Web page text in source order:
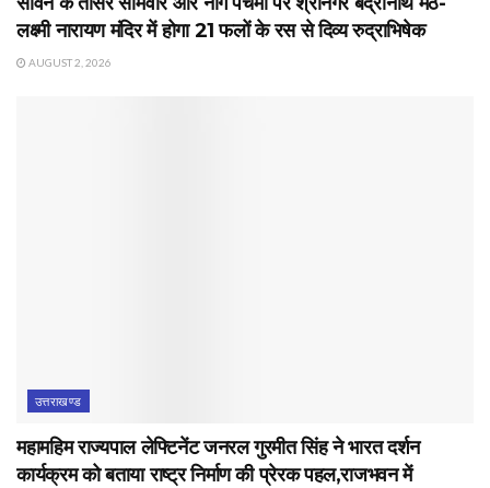
लक्ष्मी नारायण मंदिर में होगा 21 फलों के रस से दिव्य रुद्राभिषेक
AUGUST 2, 2026
उत्तराखण्ड
महामहिम राज्यपाल लेफ्टिनेंट जनरल गुरमीत सिंह ने भारत दर्शन
कार्यक्रम को बताया राष्ट्र निर्माण की प्रेरक पहल,राजभवन में